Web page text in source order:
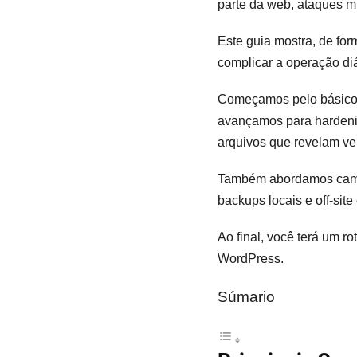
parte da web, ataques
Este guia mostra, de
complicar a operação
Começamos pelo
avançamos para
arquivos que revelam
Também abordamos
backups locais e off-
Ao final, você terá um
WordPress.
Súmario